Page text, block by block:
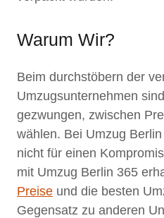
Warum Wir?
Beim durchstöbern der
Umzugsunternehmen
gezwungen, zwischen
wählen. Bei Umzug
nicht für einen
mit Umzug Berlin 365
Preise und die besten
Gegensatz zu anderen